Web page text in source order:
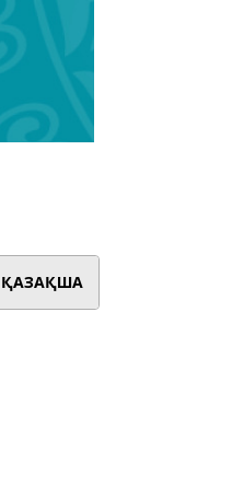
ҚАЗАҚША